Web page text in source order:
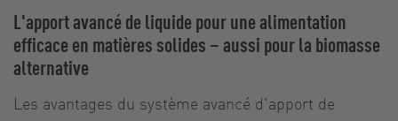
L'apport avancé de liquide pour une alimentation
efficace en matières solides – aussi pour la biomasse
alternative
Les avantages du système avancé d'apport de